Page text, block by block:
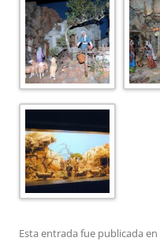
Esta entrada fue publicada en